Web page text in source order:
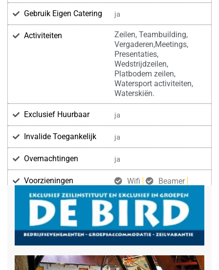
Gebruik Eigen Catering ja
Activiteiten
Zeilen, Teambuilding,
Vergaderen,Meetings,
Presentaties,
Wedstrijdzeilen,
Platbodem zeilen,
Watersport activiteiten,
Waterskiën.
Exclusief Huurbaar ja
Invalide Toegankelijk ja
Overnachtingen ja
Voorzieningen Wifi
Beamer
Geluidsinstallatie
Projectiescherm